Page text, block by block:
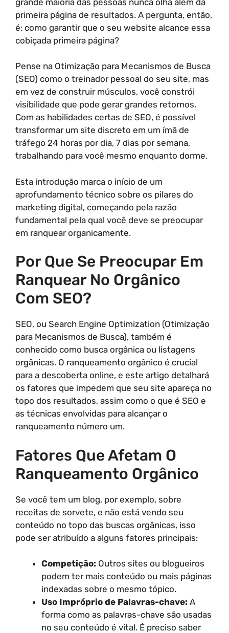
primeira página de resultados. A pergunta, então,
é: como garantir que o seu website alcance essa
cobiçada primeira página?
Pense na Otimização para Mecanismos de Busca
(SEO) como o treinador pessoal do seu site, mas
em vez de construir músculos, você constrói
visibilidade que pode gerar grandes retornos.
Com as habilidades certas de SEO, é possível
transformar um site discreto em um ímã de
tráfego 24 horas por dia, 7 dias por semana,
trabalhando para você mesmo enquanto dorme.
Esta introdução marca o início de um
aprofundamento técnico sobre os pilares do
marketing digital, começando pela razão
fundamental pela qual você deve se preocupar
em ranquear organicamente.
Por Que Se Preocupar Em
Ranquear No Orgânico
Com SEO?
SEO, ou Search Engine Optimization (Otimização
para Mecanismos de Busca), também é
conhecido como busca orgânica ou listagens
orgânicas. O ranqueamento orgânico é crucial
para a descoberta online, e este artigo detalhará
os fatores que impedem que seu site apareça no
topo dos resultados, assim como o que é SEO e
as técnicas envolvidas para alcançar o
ranqueamento número um.
Fatores Que Afetam O
Ranqueamento Orgânico
Se você tem um blog, por exemplo, sobre
receitas de sorvete, e não está vendo seu
conteúdo no topo das buscas orgânicas, isso
pode ser atribuído a alguns fatores principais:
Competição: Outros sites ou blogueiros
podem ter mais conteúdo ou mais páginas
indexadas sobre o mesmo tópico.
Uso Impróprio de Palavras-chave: A
forma como as palavras-chave são usadas
no seu conteúdo é vital. É preciso saber